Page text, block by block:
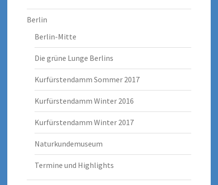
Berlin
Berlin-Mitte
Die grüne Lunge Berlins
Kurfürstendamm Sommer 2017
Kurfürstendamm Winter 2016
Kurfürstendamm Winter 2017
Naturkundemuseum
Termine und Highlights